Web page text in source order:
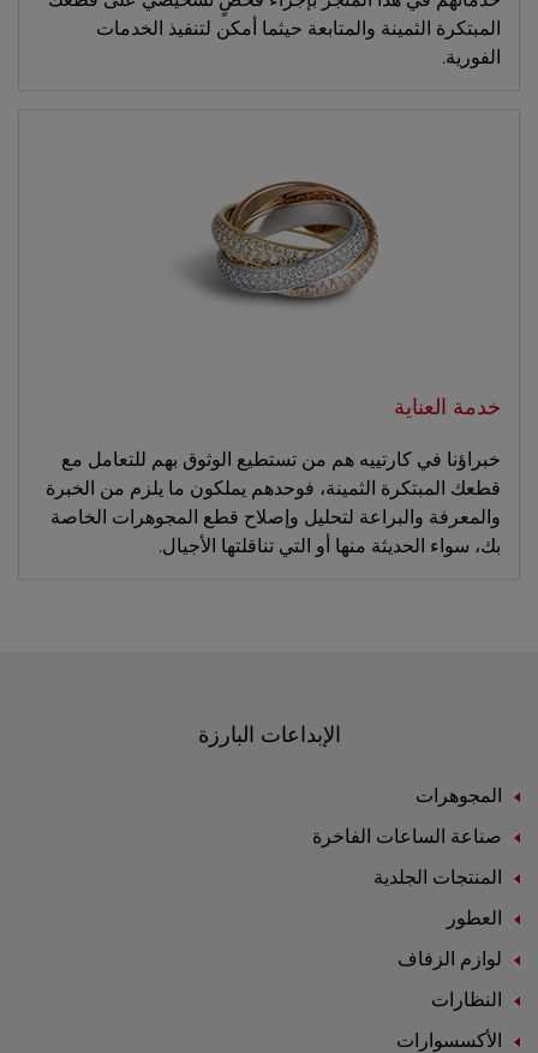
المبتكرة الثمينة والمتابعة حيثما أمكن لتنفيذ الخدمات
الفورية.
خدمة العناية
خبراؤنا في كارتييه هم من تستطيع الوثوق بهم للتعامل مع
قطعك المبتكرة الثمينة، فوحدهم يملكون ما يلزم من الخبرة
والمعرفة والبراعة لتحليل وإصلاح قطع المجوهرات الخاصة
بك، سواء الحديثة منها أو التي تناقلتها الأجيال.
الإبداعات البارزة
المجوهرات
صناعة الساعات الفاخرة
المنتجات الجلدية
العطور
لوازم الزفاف
النظارات
الأكسسوارات